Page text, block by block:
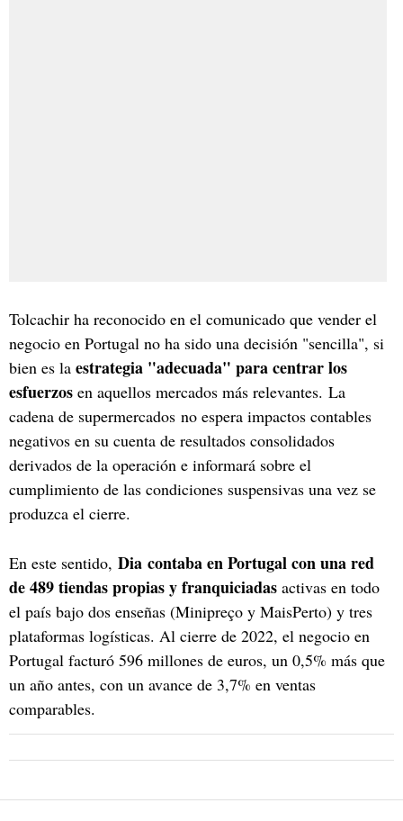
Tolcachir ha reconocido en el comunicado que vender el
negocio en Portugal no ha sido una decisión "sencilla", si
bien es la estrategia "adecuada" para centrar los
esfuerzos en aquellos mercados más relevantes. La
cadena de supermercados no espera impactos contables
negativos en su cuenta de resultados consolidados
derivados de la operación e informará sobre el
cumplimiento de las condiciones suspensivas una vez se
produzca el cierre.
En este sentido, Dia contaba en Portugal con una red
de 489 tiendas propias y franquiciadas activas en todo
el país bajo dos enseñas (Minipreço y MaisPerto) y tres
plataformas logísticas. Al cierre de 2022, el negocio en
Portugal facturó 596 millones de euros, un 0,5% más que
un año antes, con un avance de 3,7% en ventas
comparables.